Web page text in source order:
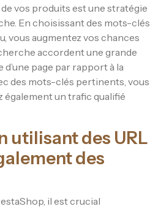
vos produits est une stratégie
En choisissant des mots-clés
vous augmentez vos chances
accordent une grande
page par rapport à la
des mots-clés pertinents, vous
également un trafic qualifié
utilisant des URL
des
il est crucial